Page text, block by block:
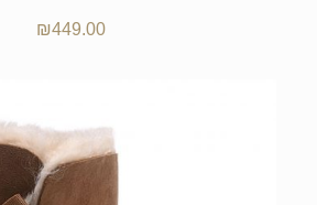
₪449.00